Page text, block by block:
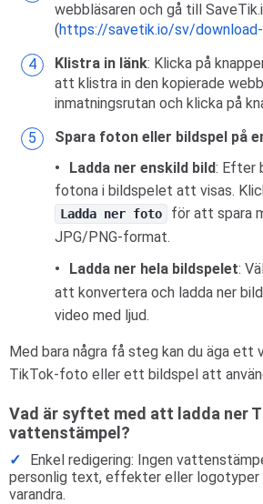
webbläsaren och gå till
(https://savetik.io/sv/
Klistra in länk: Klicka på
att klistra in den kopierade
inmatningsrutan och klicka på
Spara foton eller bildspel på
Ladda ner enskild bild: Efter
fotona i bildspelet att visas.
Ladda ner foto
för att spara
JPG/PNG-format.
Ladda ner hela bildspelet:
att konvertera och ladda ner
video med ljud.
Med bara några få steg kan du äga
TikTok-foto eller ett bildspel att
Vad är syftet med att ladda ner
vattenstämpel?
Enkel redigering: Ingen
personlig text, effekter eller logotyper
varandra.